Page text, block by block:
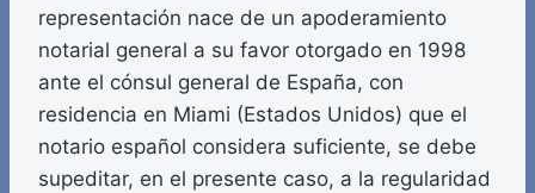
representación nace de un apoderamiento
notarial general a su favor otorgado en 1998
ante el cónsul general de España, con
residencia en Miami (Estados Unidos) que el
notario español considera suficiente, se debe
supeditar, en el presente caso, a la regularidad